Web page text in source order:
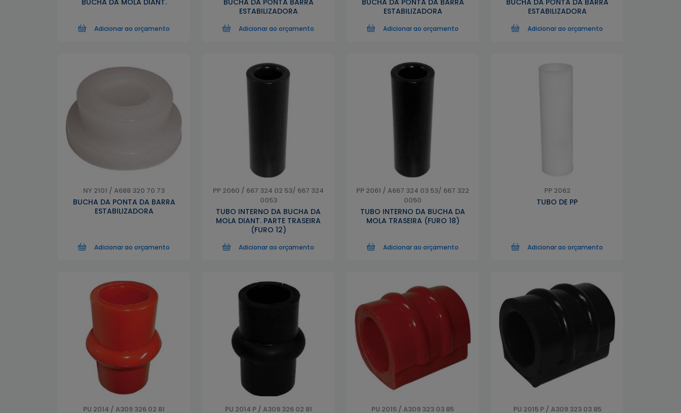
BUCHA DA MOLA DIANT.
Adicionar ao orçamento
BUCHA DA PONTA BARRA
ESTABILIZADORA
Adicionar ao orçamento
BUCHA DA PONTA DA BARRA
ESTABILIZADORA
Adicionar ao orçamento
BUCHA DA PONTA DA BARRA
ESTABILIZADORA
Adicionar ao orçamento
NY 2101 / A688 320 70 73
BUCHA DA PONTA DA BARRA
ESTABILIZADORA
Adicionar ao orçamento
PP 2060 / 667 324 02 53/ 667 324
0053
TUBO INTERNO DA BUCHA DA
MOLA DIANT. PARTE TRASEIRA
(FURO 12)
Adicionar ao orçamento
PP 2061 / A667 324 03 53/ 667 322
0050
TUBO INTERNO DA BUCHA DA
MOLA TRASEIRA (FURO 18)
Adicionar ao orçamento
PP 2062
TUBO DE PP
Adicionar ao orçamento
PU 2014 / A309 326 02 81 PU 2014 P / A309 326 02 81 PU 2015 / A309 323 03 85 PU 2015 P / A309 323 03 85